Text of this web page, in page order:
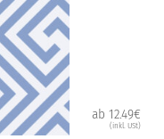
ab 12.49€
(inkl. USt)